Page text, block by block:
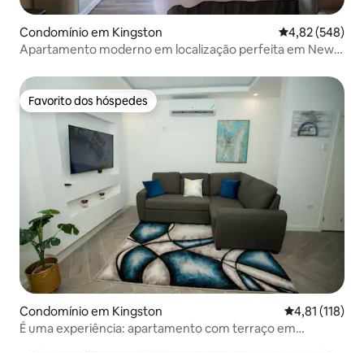
Condomínio em Kingston Classificação
4,82 (548)
Apartamento moderno em localização perfeita em New
Favorito dos hóspedes
Favorito dos hóspedes
Condomínio em Kingston Classificação
4,81 (118)
É uma experiência: apartamento com terraço em